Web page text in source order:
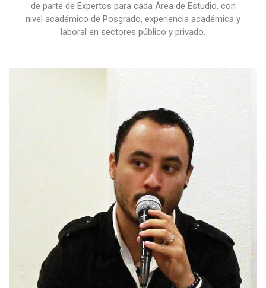
de parte de Expertos para cada Área de Estudio, con
nivel académico de Posgrado, experiencia académica y
laboral en sectores público y privado.